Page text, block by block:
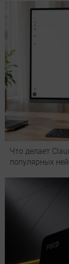
Что делает
популярных